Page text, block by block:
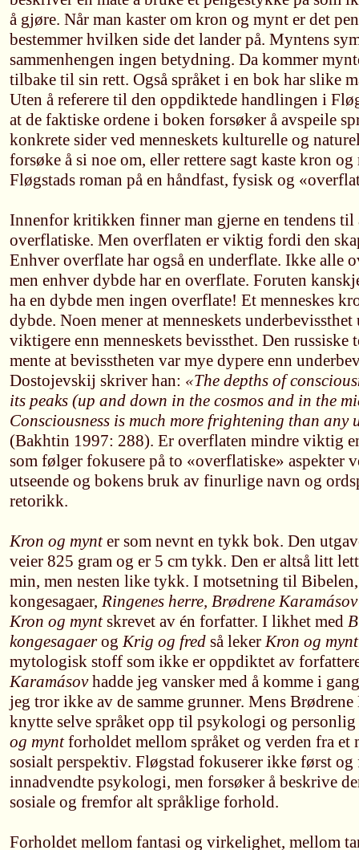
å gjøre. Når man kaster om kron og mynt er det
bestemmer hvilken side det lander på. Myntens
sammenhengen ingen betydning. Da kommer
tilbake til sin rett. Også språket i en bok har slike
Uten å referere til den oppdiktede handlingen i
at de faktiske ordene i boken forsøker å avspeile
konkrete sider ved menneskets kulturelle og
forsøke å si noe om, eller rettere sagt kaste kron
Fløgstads roman på en håndfast, fysisk og
Innenfor kritikken finner man gjerne en tendens til
overflatiske. Men overflaten er viktig fordi den
Enhver overflate har også en underflate. Ikke alle
men enhver dybde har en overflate. Foruten
ha en dybde men ingen overflate! Et menneskes
dybde. Noen mener at menneskets
viktigere enn menneskets bevissthet. Den
mente at bevisstheten var mye dypere enn
Dostojevskij skriver han: «The depths of
its peaks (up and down in the cosmos and in the
Consciousness is much more frightening than any
(Bakhtin 1997: 288). Er overflaten mindre viktig
som følger fokusere på to «overflatiske» aspekter
utseende og bokens bruk av finurlige navn og
retorikk.
Kron og mynter som nevnt en tykk bok. Den
veier 825 gram og er 5 cm tykk. Den er altså litt
min, men nesten like tykk. I motsetning til
kongesagaer, Ringenes herre, Brødrene Karamásov
Kron og myntskrevet av én forfatter. I likhet med
kongesagaerogKrig og fred så lekerKron og mynt
mytologisk stoff som ikke er oppdiktet av
Karamásovhadde jeg vansker med å komme i
jeg tror ikke av de samme grunner. Mens
knytte selve språket opp til psykologi og
og myntforholdet mellom språket og verden fra et
sosialt perspektiv. Fløgstad fokuserer ikke først og
innadvendte psykologi, men forsøker å beskrive
sosiale og fremfor alt språklige forhold.
Forholdet mellom fantasi og virkelighet, mellom